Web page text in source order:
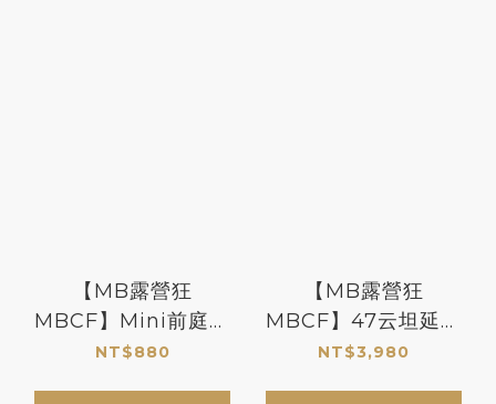
【MB露營狂
MBCF】Mini前庭梅
花鋁合金伸縮 營柱
NT$880
【MB露營狂
MBCF】47云坦延伸
天幕 專利多變化
NT$3,980